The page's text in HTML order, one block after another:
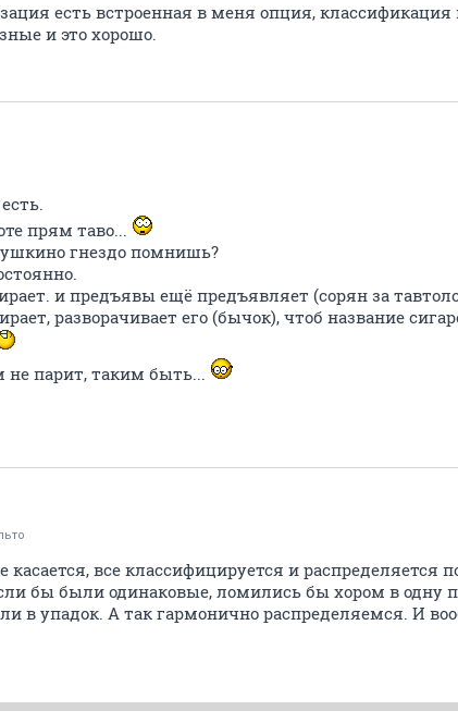
есть встроенная в меня опция, классификация
и это хорошо.
прям таво...
гнездо помнишь?
и предъявы ещё предъявляет (сорян за
разворачивает его (бычок), чтоб название
не парит, таким быть...
касается, все классифицируется и распределяется
бы были одинаковые, ломились бы хором в одну
в упадок. А так гармонично распределяемся. И